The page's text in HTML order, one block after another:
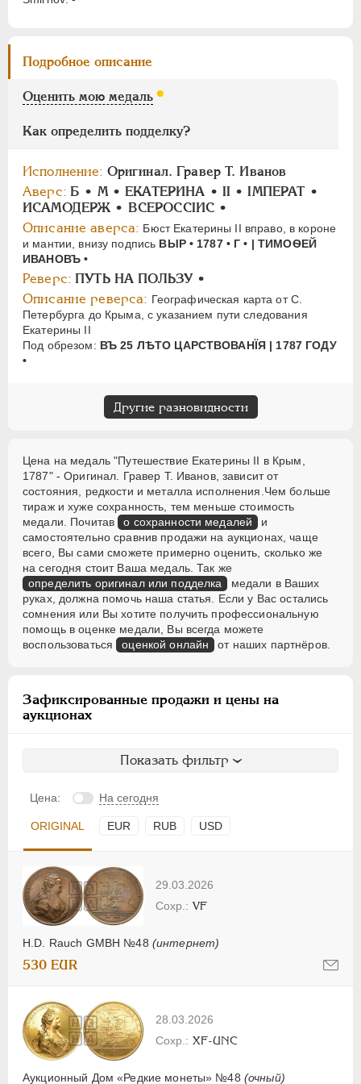
Подробное описание
Оценить мою медаль
Как определить подделку?
Исполнение: Оригинал. Гравер T. Иванов
Аверс: Б • M • ЕКАТЕРИНА • II • IМПЕРАТ •
ИСАМОДЕРЖ • ВСЕРОССIИС •
Описание аверса: Бюст Екатерины II вправо, в короне
и мантии, внизу подпись ВЫР • 1787 • Г • | ТИМОѲЕЙ
ИВАНОВЪ •
Реверс: ПУТЬ НА ПОЛЬЗУ •
Описание реверса: Географическая карта от С.
Петербурга до Крыма, с указанием пути следования
Екатерины II
Под обрезом: ВЪ 25 ЛѢТО ЦАРСТВОВАНÏЯ | 1787 ГОДУ
•
Другие разновидности
Цена на медаль "Путешествие Екатерины II в Крым,
1787" - Оригинал. Гравер T. Иванов, зависит от
состояния, редкости и металла исполнения.Чем больше
тираж и хуже сохранность, тем меньше стоимость
медали. Почитав о сохранности медалей
и
самостоятельно сравнив продажи на аукционах, чаще
всего, Вы сами сможете примерно оценить, сколько же
на сегодня стоит Ваша медаль. Так же
определить оригинал или подделка
медали в Ваших
руках, должна помочь наша статья. Если у Вас остались
сомнения или Вы хотите получить профессиональную
помощь в оценке медали, Вы всегда можете
воспользоваться оценкой онлайн от наших партнёров.
Зафиксированные продажи и цены на
аукционах
Показать фильтр
Цена: На сегодня
ORIGINAL EUR RUB USD
29.03.2026
H.D. Rauch GMBH №48 (интернет)
VF
530 EUR
28.03.2026
Аукционный Дом «Редкие монеты» №48 (очный)
XF-UNC
АЛЕКСАНДР I 1801-1825
АЛЕКСАНДР II 1855-1881
АЛЕКСАНДР III 1881-1894
СЕРИИ МЕДАЛЕЙ 1600-1881